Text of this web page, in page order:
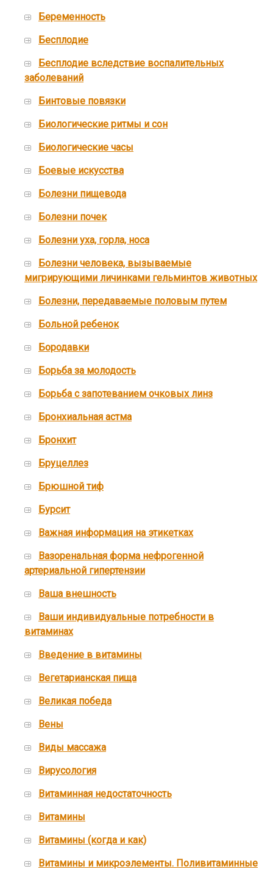
Беременность
Бесплодие
Бесплодие вследствие воспалительных
заболеваний
Бинтовые повязки
Биологические ритмы и сон
Биологические часы
Боевые искусства
Болезни пищевода
Болезни почек
Болезни уха, горла, носа
Болезни человека, вызываемые
мигрирующими личинками гельминтов животных
Болезни, передаваемые половым путем
Больной ребенок
Бородавки
Борьба за молодость
Борьба с запотеванием очковых линз
Бронхиальная астма
Бронхит
Бруцеллез
Брюшной тиф
Бурсит
Важная информация на этикетках
Вазоренальная форма нефрогенной
артериальной гипертензии
Ваша внешность
Ваши индивидуальные потребности в
витаминах
Введение в витамины
Вегетарианская пища
Великая победа
Вены
Виды массажа
Вирусология
Витаминная недостаточность
Витамины
Витамины (когда и как)
Витамины и микроэлементы. Поливитаминные